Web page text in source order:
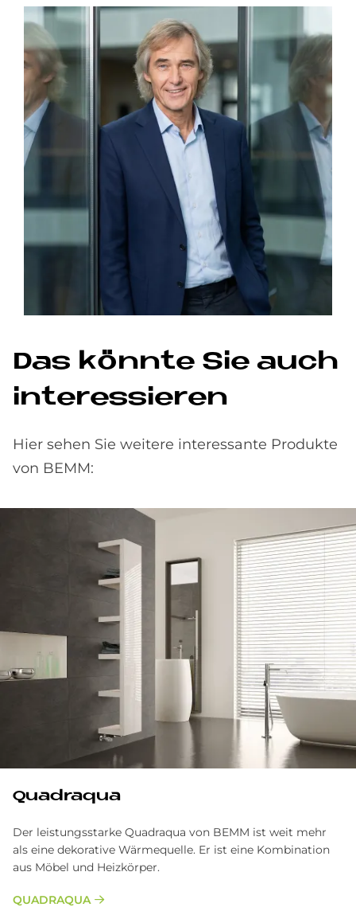
Das könn­te Sie auch
in­ter­es­sie­ren
Hier sehen Sie weitere interessante Produkte
von BEMM:
Quadraqua
Der leistungsstarke Quadraqua von BEMM ist weit mehr
als eine dekorative Wärmequelle. Er ist eine Kombination
aus Möbel und Heizkörper.
QUADRAQUA